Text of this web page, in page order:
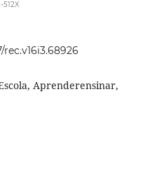
Aprenderensinar,